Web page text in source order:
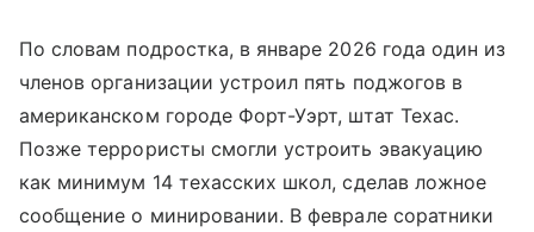
По словам подростка, в январе 2026 года один из
членов организации устроил пять поджогов в
американском городе Форт-Уэрт, штат Техас.
Позже террористы смогли устроить эвакуацию
как минимум 14 техасских школ, сделав ложное
сообщение о минировании. В феврале соратники